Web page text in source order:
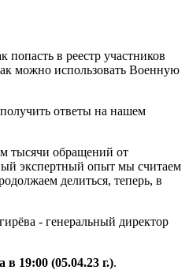
в реестр участников
можно использовать Военную
ответы на нашем
тысячи обращений от
экспертный опыт мы считаем
делиться, теперь, в
- генеральный директор
в 19:00 (05.04.23 г.).